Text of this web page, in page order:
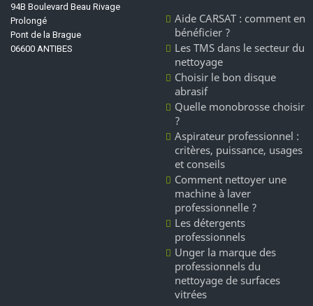
94B Boulevard Beau Rivage
Prolongé
Pont de la Brague
06600 ANTIBES
Aide CARSAT : comment en
bénéficier ?
Les TMS dans le secteur du
nettoyage
Choisir le bon disque
abrasif
Quelle monobrosse choisir
?
Aspirateur professionnel :
critères, puissance, usages
et conseils
Comment nettoyer une
machine à laver
professionnelle ?
Les détergents
professionnels
Unger la marque des
professionnels du
nettoyage de surfaces
vitrées